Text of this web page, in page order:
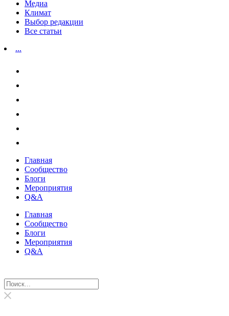
Медиа
Климат
Выбор редакции
Все статьи
...
Главная
Сообщество
Блоги
Мероприятия
Q&A
Главная
Сообщество
Блоги
Мероприятия
Q&A